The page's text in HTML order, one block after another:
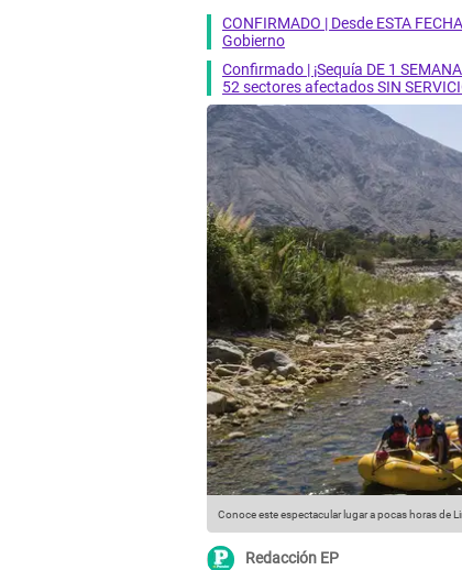
CONFIRMADO | Desde ESTA
Gobierno
Confirmado | ¡Sequía DE 1
52 sectores afectados SIN
Conoce este espectacular lugar a pocas horas de
Redacción EP